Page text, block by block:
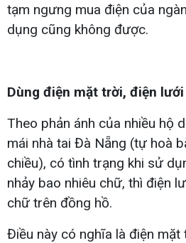
tạm ngưng mua điện của
dụng cũng không được.
Dùng điện mặt trời, điện
Theo phản ánh của nhiều hộ
mái nhà tai Đà Nẵng (tự hoà
chiều), có tình trạng khi sử
nhảy bao nhiêu chữ, thì điện
chữ trên đồng hồ.
Điều này có nghĩa là điện mặt